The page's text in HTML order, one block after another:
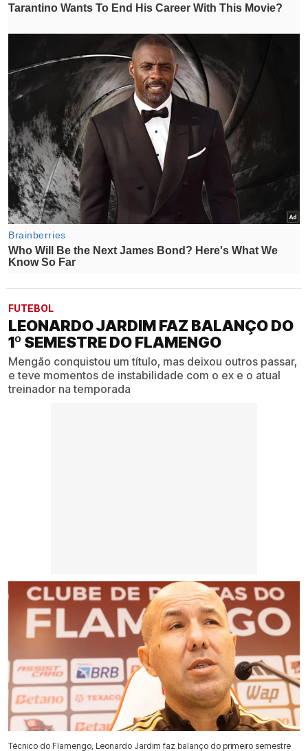
FUTEBOL
LEONARDO JARDIM FAZ BALANÇO DO
1º SEMESTRE DO FLAMENGO
Mengão conquistou um título, mas deixou outros passar,
e teve momentos de instabilidade com o ex e o atual
treinador na temporada
Técnico do Flamengo, Leonardo Jardim faz balanço do primeiro semestre